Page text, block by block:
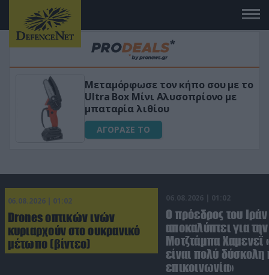
Μεταμόρφωσε τον κήπο σου με το
Ultra Box Μίνι Αλυσοπρίονο με
μπαταρία λιθίου
ΑΓΟΡΑΣΕ ΤΟ
06.08.2026 | 01:02
Drones οπτικών ινών
κυριαρχούν στο ουκρανικό
μέτωπο (βίντεο)
06.08.2026 | 01:02
Ο πρόεδρος του Ιράν
αποκαλύπτει για
Μοτζτάμπα Χαμενεΐ
είναι πολύ δύσκολη
επικοινωνία»